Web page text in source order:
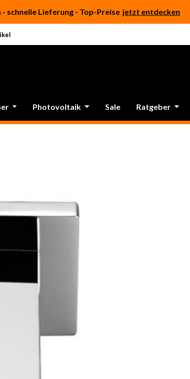
- schnelle Lieferung - Top-Preise jetzt entdecken
Photovoltaik Sale Ratgeber